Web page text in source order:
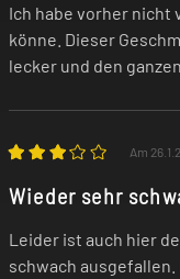
Nutzung
Nikotin-
wendest du
Apotheker.
Ich habe vorher
könne. Dieser
lecker und den
Am
Wieder sehr
Leider ist auch hier
schwach